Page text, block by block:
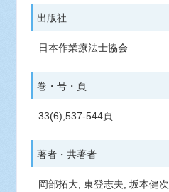
出版社
日本作業療法士協会
巻・号・頁
33(6),537-544頁
著者・共著者
岡部拓大, 東登志夫, 坂本健次